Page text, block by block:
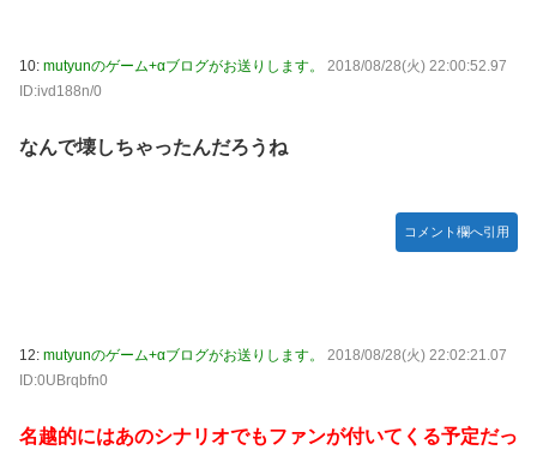
ハロプロ恵体ランキングTOP10
一ノ瀬美空ちゃん、イワシの三枚おろしに挑戦！！！【乃木
新体操で国体1位！ ついに現れた”リアル浅倉南ちゃん”
なんで今日の始球式に限って、瀬戸口心月ちゃんはミニスカ
wwwwwwwwwwwwwww
10: mutyunのゲーム+αブログがお送りします。
2018/08/28(火) 22:00:52.97
ID:ivd188n/0
なんで壊しちゃったんだろうね
コメント欄へ引用
12: mutyunのゲーム+αブログがお送りします。
2018/08/28(火) 22:02:21.07
ID:0UBrqbfn0
名越的にはあのシナリオでもファンが付いてくる予定だっ